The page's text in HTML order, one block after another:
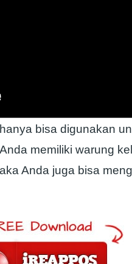
bisa digunakan
memiliki warung
Anda juga bisa